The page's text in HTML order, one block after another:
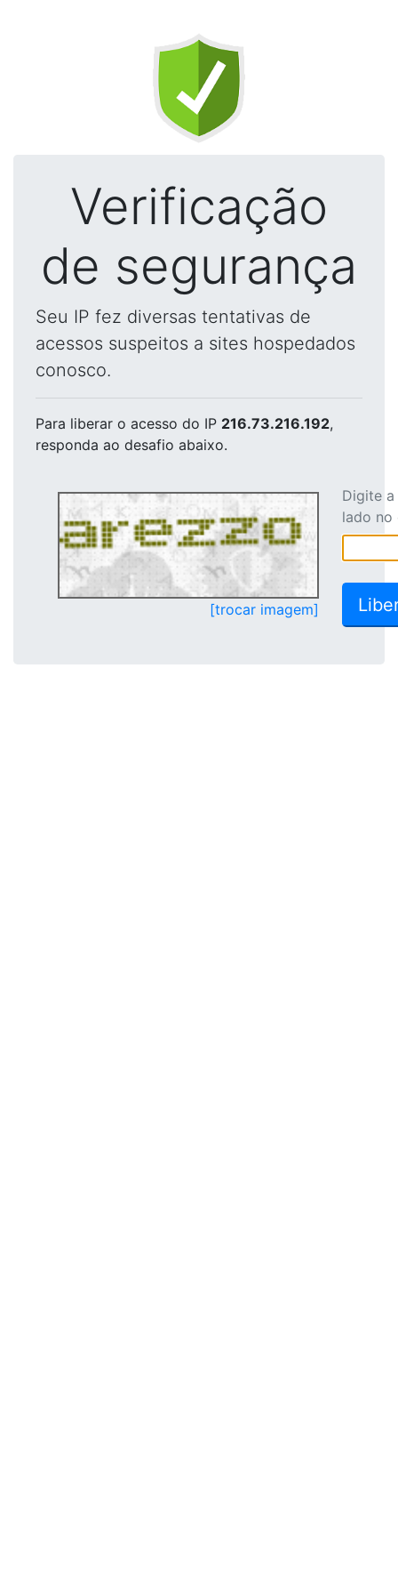
Verificação
de segurança
Seu IP fez diversas tentativas de
acessos suspeitos a sites hospedados
conosco.
Para liberar o acesso do IP 216.73.216.192,
responda ao desafio abaixo.
[trocar imagem]
Digite
lado no